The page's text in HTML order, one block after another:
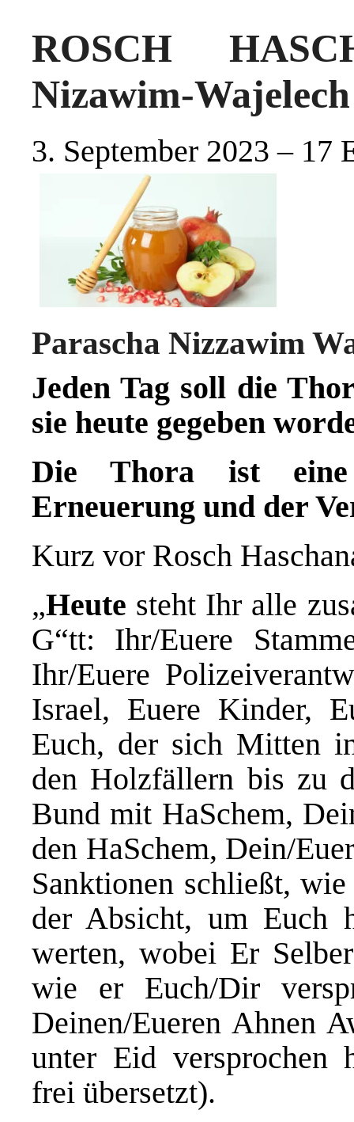
ROSCH
Nizawim-Wajelech
3. September 2023 – 17
Parascha Nizzawim
Jeden Tag soll die
sie heute gegeben
Die Thora ist
Erneuerung und der
Kurz vor Rosch
„Heute steht Ihr alle
G“tt: Ihr/Euere
Ihr/Euere
Israel, Euere Kinder,
Euch, der sich Mitten
den Holzfällern bis zu
Bund mit HaSchem,
den HaSchem, Dein/
Sanktionen schließt,
der Absicht, um Euch
werten, wobei Er
wie er Euch/Dir
Deinen/Eueren Ahnen
unter Eid versprochen
frei übersetzt).